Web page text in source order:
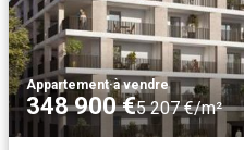
Appartement·à vendre
348 900 €5 207 €/m²